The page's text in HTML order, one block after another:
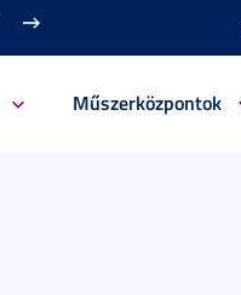
Műszerközpontok